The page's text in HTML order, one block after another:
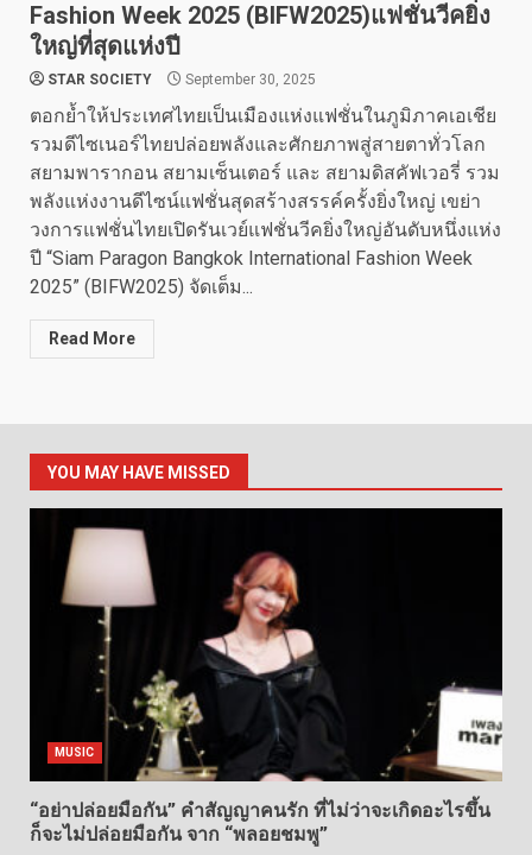
Fashion Week 2025 (BIFW2025)แฟชั่นวีคยิ่ง
ใหญ่ที่สุดแห่งปี
STAR SOCIETY September 30, 2025
ตอกย้ำให้ประเทศไทยเป็นเมืองแห่งแฟชั่นในภูมิภาคเอเชีย
รวมดีไซเนอร์ไทยปล่อยพลังและศักยภาพสู่สายตาทั่วโลก
สยามพารากอน สยามเซ็นเตอร์ และ สยามดิสคัฟเวอรี่ รวม
พลังแห่งงานดีไซน์แฟชั่นสุดสร้างสรรค์ครั้งยิ่งใหญ่ เขย่า
วงการแฟชั่นไทยเปิดรันเวย์แฟชั่นวีคยิ่งใหญ่อันดับหนึ่งแห่ง
ปี “Siam Paragon Bangkok International Fashion Week
2025” (BIFW2025) จัดเต็ม...
Read More
YOU MAY HAVE MISSED
MUSIC
“อย่าปล่อยมือกัน” คำสัญญาคนรัก ที่ไม่ว่าจะเกิดอะไรขึ้น
ก็จะไม่ปล่อยมือกัน จาก “พลอยชมพู”